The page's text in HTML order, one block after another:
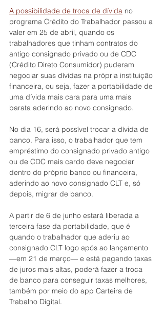
A possibilidade de troca de dívida no
programa Crédito do Trabalhador passou a
valer em 25 de abril, quando os
trabalhadores que tinham contratos do
antigo consignado privado ou de CDC
(Crédito Direto Consumidor) puderam
negociar suas dívidas na própria instituição
financeira, ou seja, fazer a portabilidade de
uma dívida mais cara para uma mais
barata aderindo ao novo consignado.
No dia 16, será possível trocar a dívida de
banco. Para isso, o trabalhador que tem
empréstimo do consignado privado antigo
ou de CDC mais cardo deve negociar
dentro do próprio banco ou financeira,
aderindo ao novo consignado CLT e, só
depois, migrar de banco.
A partir de 6 de junho estará liberada a
terceira fase da portabilidade, que é
quando o trabalhador que aderiu ao
consignado CLT logo após ao lançamento
—em 21 de março— e está pagando taxas
de juros mais altas, poderá fazer a troca
de banco para conseguir taxas melhores,
também por meio do app Carteira de
Trabalho Digital.